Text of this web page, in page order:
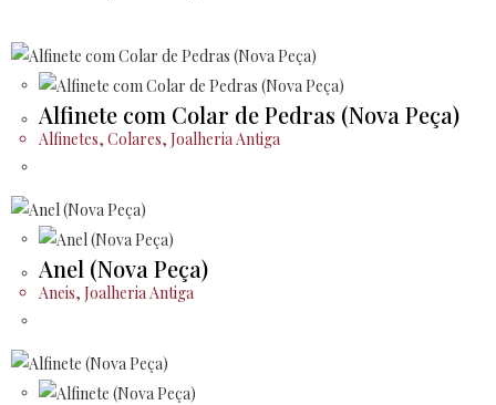
Alfinete com Colar de Pedras (Nova Peça)
Alfinetes, Colares, Joalheria Antiga
Anel (Nova Peça)
Aneis, Joalheria Antiga